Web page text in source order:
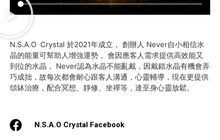
N.S.A.O Crystal 於2021年成立， 創辦人 Never自小相信水
晶的能量可幫助人增強運勢， 會因應客人需求提供高效能又
到位的水晶， Never認為水晶不能亂戴，因戴錯水晶有機會弄
巧成拙，故每次都會耐心跟客人溝通，心靈輔導，現在更提供
頌缽治療，配合冥想、靜修、坐禪等，達至身心靈放鬆。
N.S.A.O Crystal Facebook